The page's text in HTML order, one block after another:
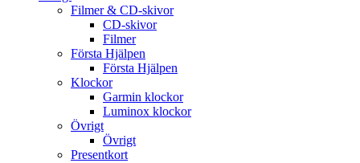
Filmer & CD-skivor
CD-skivor
Filmer
Första Hjälpen
Första Hjälpen
Klockor
Garmin klockor
Luminox klockor
Övrigt
Övrigt
Presentkort